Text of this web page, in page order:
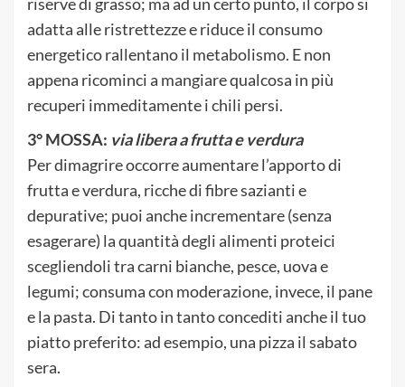
adatta alle ristrettezze e riduce il consumo
energetico rallentano il metabolismo. E non
appena ricominci a mangiare qualcosa in più
recuperi immeditamente i chili persi.
3° MOSSA: via libera a frutta e verdura
Per dimagrire occorre aumentare l’apporto di
frutta e verdura, ricche di fibre sazianti e
depurative; puoi anche incrementare (senza
esagerare) la quantità degli alimenti proteici
scegliendoli tra carni bianche, pesce, uova e
legumi; consuma con moderazione, invece, il pane
e la pasta. Di tanto in tanto concediti anche il tuo
piatto preferito: ad esempio, una pizza il sabato
sera.